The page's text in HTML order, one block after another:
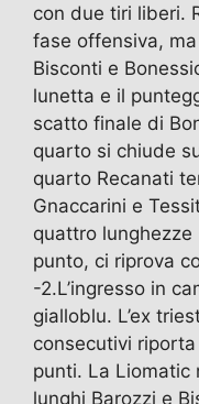
con due tiri liberi.
fase offensiva,
Bisconti e
lunetta e il
scatto finale di
quarto si chiude
quarto Recanati
Gnaccarini e
quattro lunghezze
punto, ci riprova
-2.L’ingresso in
gialloblu. L’ex
consecutivi
punti. La Liomatic
lunghi Barozzi e